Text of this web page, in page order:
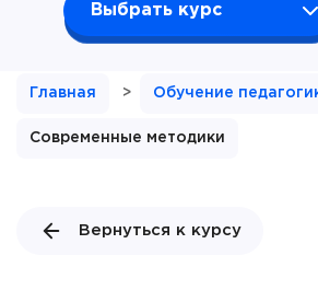
Выбрать курс
Главная > Обучение
Современные методики
Вернуться к курсу